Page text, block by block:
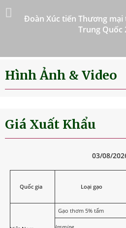
Đoàn Xúc tiến Thương mại
Trung Quốc
Hình Ảnh & Video
Giá Xuất Khẩu
03/08/
Quốc gia Loại gạo
Gạo thơm 5% tấm